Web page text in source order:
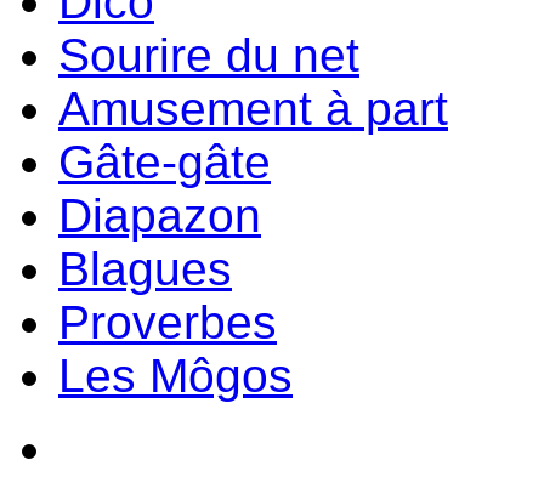
Sourire du net
Amusement à part
Gâte-gâte
Diapazon
Blagues
Proverbes
Les Môgos